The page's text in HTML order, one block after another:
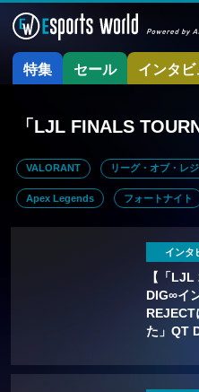
特集 セール インタビ
「LJL FINALS
VALORANT リーグ・オブ・レ
Apex Legends フォートナイト
インタ
【「
DIG∞イ
REJECT
た」QT